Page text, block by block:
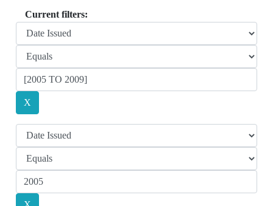
Current filters: